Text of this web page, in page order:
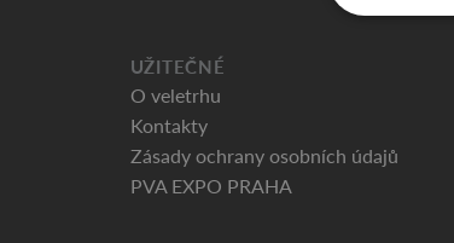
UŽITEČNÉ
O veletrhu
Kontakty
Zásady ochrany osobních údajů
PVA EXPO PRAHA